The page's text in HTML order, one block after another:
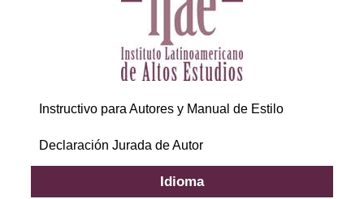
Instructivo para Autores y Manual de Estilo
Declaración Jurada de Autor
Idioma